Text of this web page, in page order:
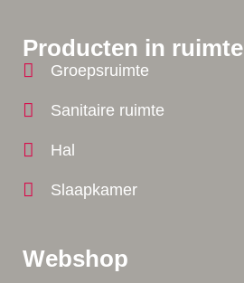
Webshop
Producten in ruimte
Groepsruimte
Sanitaire ruimte
Hal
Slaapkamer